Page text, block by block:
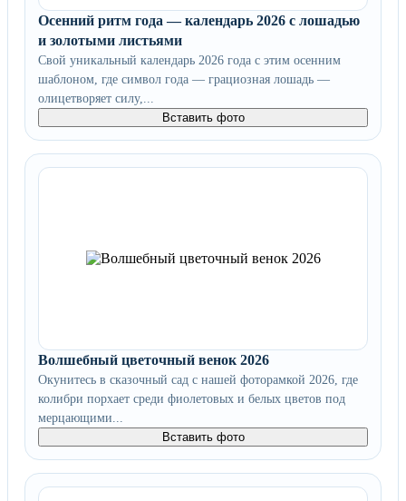
Осенний ритм года — календарь 2026 с лошадью
и золотыми листьями
Свой уникальный календарь 2026 года с этим осенним
шаблоном, где символ года — грациозная лошадь —
олицетворяет силу,...
Вставить фото
Волшебный цветочный венок 2026
Окунитесь в сказочный сад с нашей фоторамкой 2026, где
колибри порхает среди фиолетовых и белых цветов под
мерцающими...
Вставить фото